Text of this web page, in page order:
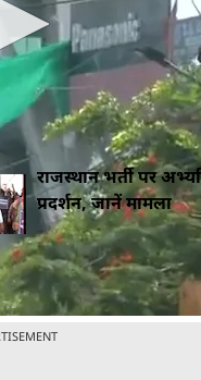
तौर पर सड़क पर
एक मजार, दो मंदिर
राजस्थान भर्ती पर
प्रदर्शन, जानें मामला